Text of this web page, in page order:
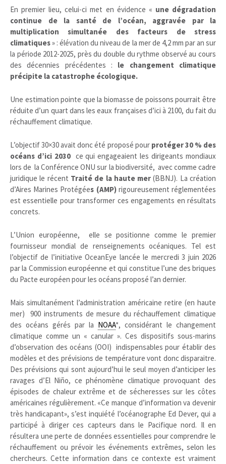
En premier lieu, celui-ci met en évidence « une dégradation
continue de la santé de l’océan, aggravée par la
multiplication simultanée des facteurs de stress
climatiques» : élévation du niveau de la mer de 4,2 mm par an sur
la période 2012-2025, près du double du rythme observé au cours
des décennies précédentes : le changement climatique
précipite la catastrophe écologique.
Une estimation pointe que la biomasse de poissons pourrait être
réduite d’un quart dans les eaux françaises d’ici à 2100, du fait du
réchauffement climatique.
L’objectif 30×30 avait donc été proposé pour protéger 30 % des
océans d’ici 2030ce qui engageaient les dirigeants mondiaux
lors de la Conférence ONU sur la biodiversité, avec comme cadre
juridique le récent Traité de la haute mer (BBNJ). La création
d’Aires Marines Protégées (AMP)rigoureusement réglementées
est essentielle pour transformer ces engagements en résultats
concrets.
L’Union européenne, elle se positionne comme le premier
fournisseur mondial de renseignements océaniques. Tel est
l’objectif de l’initiative OceanEye lancée le mercredi 3 juin 2026
par la Commission européenne et qui constitue l’une des briques
du Pacte européen pour les océans proposé l’an dernier.
Mais simultanément l’administration américaine retire (en haute
mer) 900 instruments de mesure du réchauffement climatique
des océans gérés par la NOAA*, considérant le changement
climatique comme un « canular ». Ces dispositifs sous-marins
d’observation des océans (OOI) indispensables pour établir des
modèles et des prévisions de température vont donc disparaitre.
Des prévisions qui sont aujourd’hui le seul moyen d’anticiper les
ravages d’El Niño, ce phénomène climatique provoquant des
épisodes de chaleur extrême et de sécheresses sur les côtes
américaines régulièrement. «Ce manque d’information va devenir
très handicapant», s’est inquiété l’océanographe Ed Dever, qui a
participé à diriger ces capteurs dans le Pacifique nord. Il en
résultera une perte de données essentielles pour comprendre le
réchauffement ou prévoir les événements extrêmes, selon les
chercheurs.Cette information dans ce contexte est vraiment